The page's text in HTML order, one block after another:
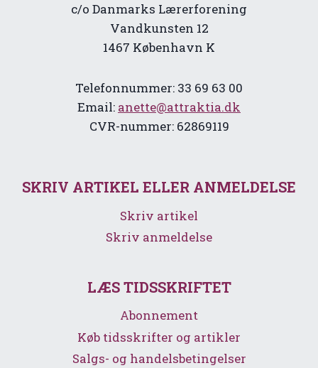
c/o Danmarks Lærerforening
Vandkunsten 12
1467 København K
Telefonnummer: 33 69 63 00
Email: anette@attraktia.dk
CVR-nummer: 62869119
SKRIV ARTIKEL ELLER ANMELDELSE
Skriv artikel
Skriv anmeldelse
LÆS TIDSSKRIFTET
Abonnement
Køb tidsskrifter og artikler
Salgs- og handelsbetingelser